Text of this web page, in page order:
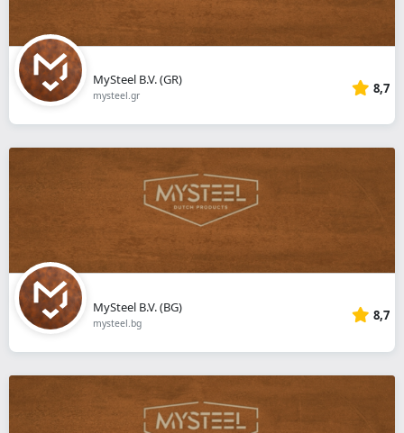
MySteel B.V. (GR)
mysteel.gr 8,7
MySteel B.V. (BG)
mysteel.bg 8,7